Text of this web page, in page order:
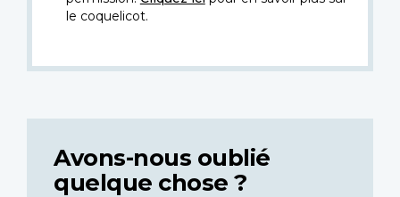
le coquelicot.
Avons-nous oublié
quelque chose ?